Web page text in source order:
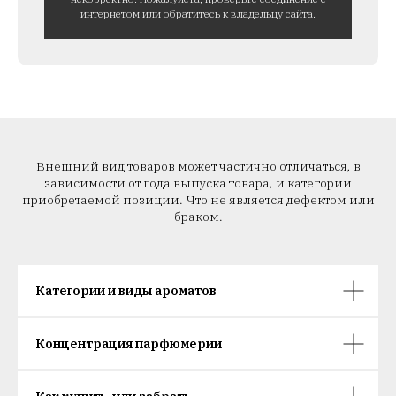
интернетом или обратитесь к владельцу сайта.
Внешний вид товаров может частично отличаться, в
зависимости от года выпуска товара, и категории
приобретаемой позиции. Что не является дефектом или
браком.
Категории и виды ароматов
Концентрация парфюмерии